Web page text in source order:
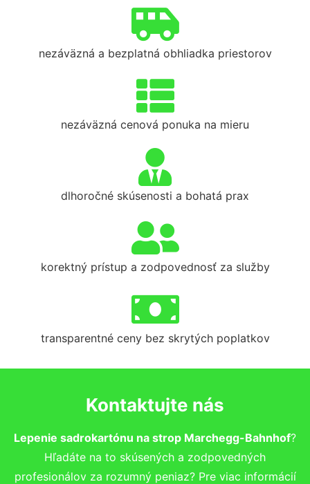
nezáväzná a bezplatná obhliadka priestorov
nezáväzná cenová ponuka na mieru
dlhoročné skúsenosti a bohatá prax
korektný prístup a zodpovednosť za služby
transparentné ceny bez skrytých poplatkov
Kontaktujte nás
Lepenie sadrokartónu na strop Marchegg-Bahnhof?
Hľadáte na to skúsených a zodpovedných
profesionálov za rozumný peniaz? Pre viac informácií